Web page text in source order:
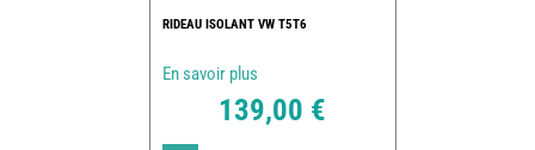
RIDEAU ISOLANT VW T5T6
En savoir plus
139,00 €